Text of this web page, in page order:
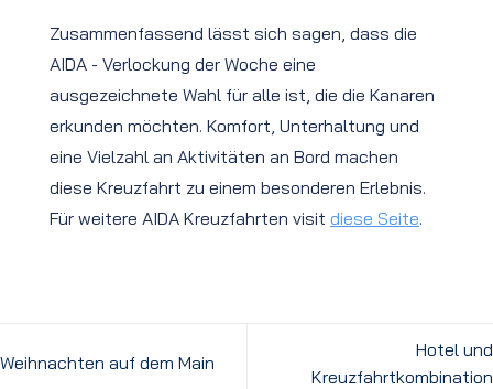
Zusammenfassend lässt sich sagen, dass die
AIDA - Verlockung der Woche eine
ausgezeichnete Wahl für alle ist, die die Kanaren
erkunden möchten. Komfort, Unterhaltung und
eine Vielzahl an Aktivitäten an Bord machen
diese Kreuzfahrt zu einem besonderen Erlebnis.
Für weitere AIDA Kreuzfahrten visit diese Seite.
Weihnachten auf dem Main
Hotel und
Kreuzfahrtkombination